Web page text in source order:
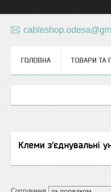
ГОЛОВНА ТОВАРИ ТА
Клеми з’єднувальні